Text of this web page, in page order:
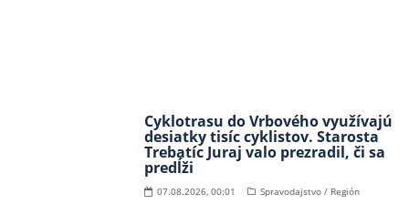
Cyklotrasu do Vrbového využívajú
desiatky tisíc cyklistov. Starosta
Trebatíc Juraj valo prezradil, či sa
predĺži
07.08.2026, 00:01 Spravodajstvo / Región